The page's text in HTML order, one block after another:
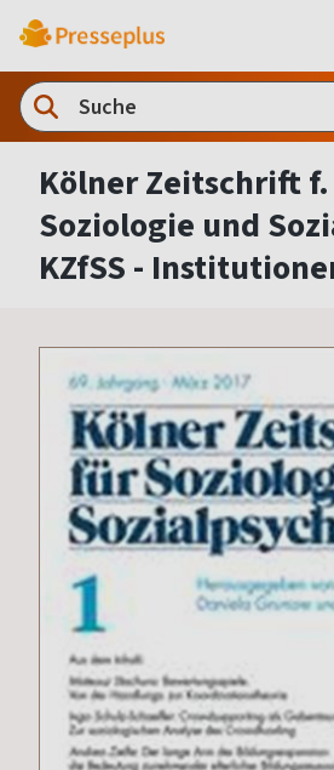
Kölner Zeitschrift f.
Soziologie und
KZfSS -